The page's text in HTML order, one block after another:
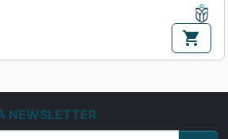
shopping_cart
NEWSLETTER